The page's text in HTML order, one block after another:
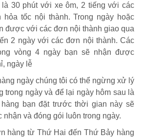
30 phút với xe ôm, 2 tiếng với các
tốc nội thành. Trong ngày hoặc
được với các đơn nội thành giao qua
2 ngày với các đơn nội thành. Các
vòng 4 ngày bạn sẽ nhận được
ngày lễ
ngày chúng tôi có thể ngừng xử lý
trong ngày và để lại ngày hôm sau là
bạn đặt trước thời gian này sẽ
và đóng gói luôn trong ngày.
hàng từ Thứ Hai đến Thứ Bảy hàng